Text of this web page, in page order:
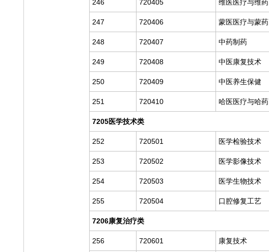
246 720405 维医医疗与维药
247 720406 蒙医医疗与蒙药
248 720407 中药制药
249 720408 中医康复技术
250 720409 中医养生保健
251 720410 哈医医疗与哈药
7205医学技术类
252 720501 医学检验技术
253 720502 医学影像技术
254 720503 医学生物技术
255 720504 口腔修复工艺
7206康复治疗类
256 720601 康复技术